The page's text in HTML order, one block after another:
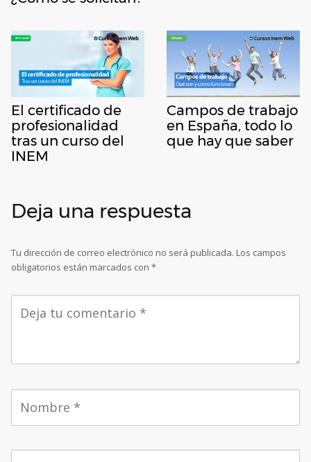
El certificado de
profesionalidad
tras un curso del
INEM
Campos de trabajo
en España, todo lo
que hay que saber
Deja una respuesta
Tu dirección de correo electrónico no será publicada. Los campos
obligatorios están marcados con *